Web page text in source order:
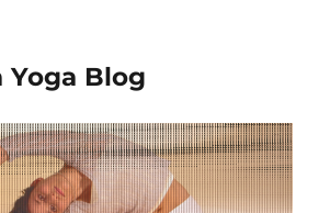
Yoga Blog